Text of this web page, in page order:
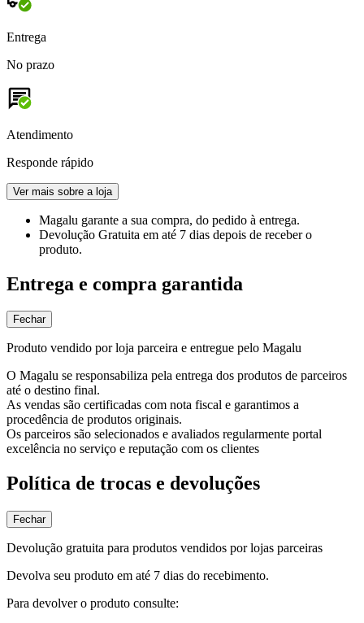
Entrega
No prazo
Atendimento
Responde rápido
Ver mais sobre a loja
Magalu garante a sua compra, do pedido à entrega.
Devolução Gratuita em até 7 dias depois de receber o
produto.
Entrega e compra garantida
Fechar
Produto vendido por loja parceira e entregue pelo Magalu
O Magalu se responsabiliza pela entrega dos produtos de parceiros
até o destino final.
As vendas são certificadas com nota fiscal e garantimos a
procedência de produtos originais.
Os parceiros são selecionados e avaliados regularmente portal
excelência no serviço e reputação com os clientes
Política de trocas e devoluções
Fechar
Devolução gratuita para produtos vendidos por lojas parceiras
Devolva seu produto em até 7 dias do recebimento.
Para devolver o produto consulte: